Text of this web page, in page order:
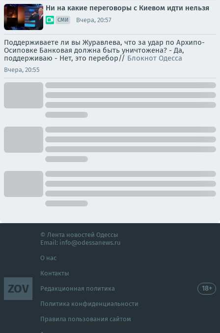
Ни на какие переговоры с Киевом идти нельзя
СМИ Вчера, 20:57
Поддерживаете ли вы Журавлева, что за удар по Архипо-
Осиповке Банковая должна быть уничтожена? - Да,
поддерживаю - Нет, это перебор// Блокнот Одесса
Вчера, 20:55
ZOV
© Лента новостей Одессы
Email: info@odessanews.ru
О нас
Контакты
Редакционная политика
Политика конфиденциальности
Правила пользования сайтом
18+